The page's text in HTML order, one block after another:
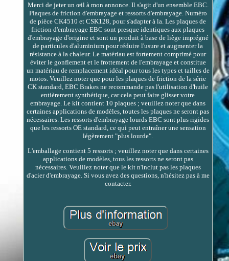
Merci de jeter un œil à mon annonce. Il s'agit d'un ensemble EBC.
Plaques de friction d'embrayage et ressorts d'embrayage. Numéro
de pièce CK4510 et CSK128, pour s'adapter à la. Les plaques de
friction d'embrayage EBC sont presque identiques aux plaques
d'embrayage d'origine et sont un produit à base de liège imprégné
de particules d'aluminium pour réduire l'usure et augmenter la
résistance à la chaleur. Le matériau est fortement comprimé pour
éviter le gonflement et le frottement de l'embrayage et constitue
un matériau de remplacement idéal pour tous les types et tailles de
motos. Veuillez noter que pour les plaques de friction de la série
CK standard, EBC Brakes ne recommande pas l'utilisation d'huile
entièrement synthétique, car cela peut faire glisser votre
embrayage. Le kit contient 10 plaques ; veuillez noter que dans
certaines applications de modèles, toutes les plaques ne seront pas
nécessaires. Les ressorts d'embrayage lourds EBC sont plus rigides
que les ressorts OE standard, ce qui peut entraîner une sensation
légèrement "plus lourde".
L'emballage contient 5 ressorts ; veuillez noter que dans certaines
applications de modèles, tous les ressorts ne seront pas
nécessaires. Veuillez noter que le kit n'inclut pas les plaques
d'acier d'embrayage. Si vous avez des questions, n'hésitez pas à me
contacter.